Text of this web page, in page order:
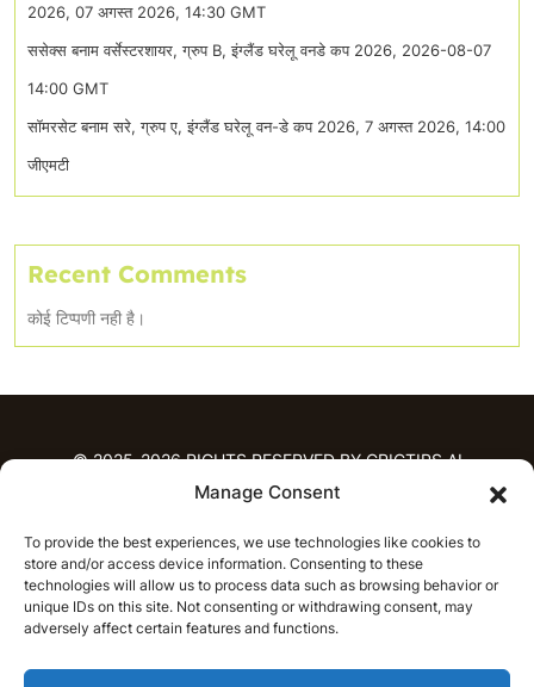
Manage Consent
To provide the best experiences, we use technologies like cookies to
store and/or access device information. Consenting to these
technologies will allow us to process data such as browsing behavior or
unique IDs on this site. Not consenting or withdrawing consent, may
adversely affect certain features and functions.
2026, 07 अगस्त 2026, 14:30 GMT
ससेक्स बनाम वर्सेस्टरशायर, ग्रुप B, इंग्लैंड घरेलू वनडे कप 2026, 2026-08-07
14:00 GMT
सॉमरसेट बनाम सरे, ग्रुप ए, इंग्लैंड घरेलू वन-डे कप 2026, 7 अगस्त 2026, 14:00
जीएमटी
Recent Comments
कोई टिप्पणी नही है।
© 2025-2026 RIGHTS RESERVED BY CRICTIPS.AI
भविष्यवाणियाँ
आईपीएल भविष्यवाणियाँ
टी20 लीग भविष्यवाणियाँ
महिला क्रिकेट
नवीनतम क्रिकेट भविष्यवाणियाँ
भविष्यवाणी विश्लेषण
समाचार